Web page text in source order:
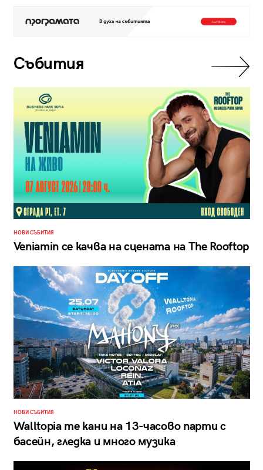
Събития
НОВИ СЪБИТИЯ
Veniamin се качва на сцената на The Rooftop
НОВИ СЪБИТИЯ
Walltopia те кани на 13-часово парти с
басейн, гледка и много музика